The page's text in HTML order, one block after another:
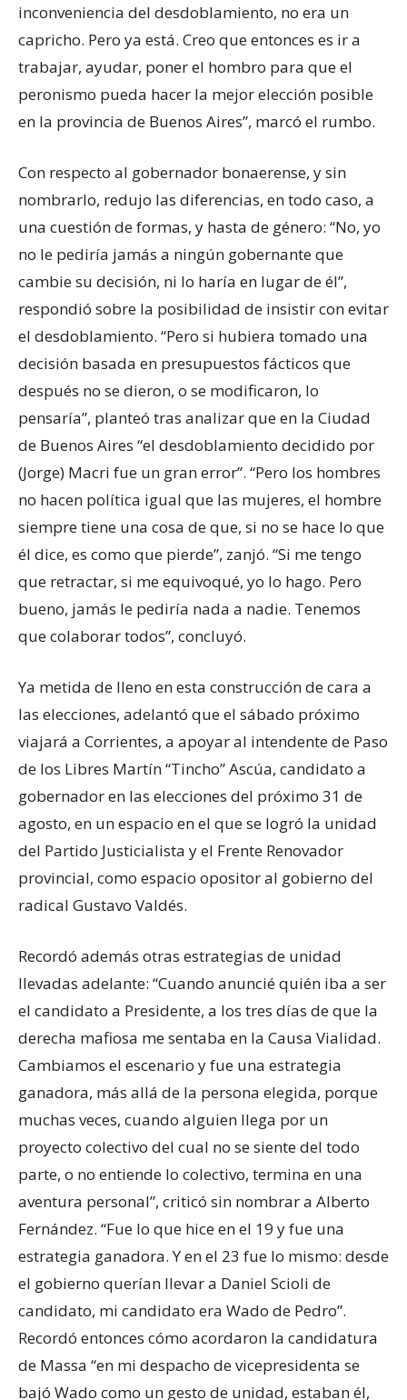
inconveniencia del desdoblamiento, no era un
capricho. Pero ya está. Creo que entonces es ir a
trabajar, ayudar, poner el hombro para que el
peronismo pueda hacer la mejor elección posible
en la provincia de Buenos Aires”, marcó el rumbo.
Con respecto al gobernador bonaerense, y sin
nombrarlo, redujo las diferencias, en todo caso, a
una cuestión de formas, y hasta de género: “No, yo
no le pediría jamás a ningún gobernante que
cambie su decisión, ni lo haría en lugar de él”,
respondió sobre la posibilidad de insistir con evitar
el desdoblamiento. “Pero si hubiera tomado una
decisión basada en presupuestos fácticos que
después no se dieron, o se modificaron, lo
pensaría”, planteó tras analizar que en la Ciudad
de Buenos Aires “el desdoblamiento decidido por
(Jorge) Macri fue un gran error”. “Pero los hombres
no hacen política igual que las mujeres, el hombre
siempre tiene una cosa de que, si no se hace lo que
él dice, es como que pierde”, zanjó. “Si me tengo
que retractar, si me equivoqué, yo lo hago. Pero
bueno, jamás le pediría nada a nadie. Tenemos
que colaborar todos”, concluyó.
Ya metida de lleno en esta construcción de cara a
las elecciones, adelantó que el sábado próximo
viajará a Corrientes, a apoyar al intendente de Paso
de los Libres Martín “Tincho” Ascúa, candidato a
gobernador en las elecciones del próximo 31 de
agosto, en un espacio en el que se logró la unidad
del Partido Justicialista y el Frente Renovador
provincial, como espacio opositor al gobierno del
radical Gustavo Valdés.
Recordó además otras estrategias de unidad
llevadas adelante: “Cuando anuncié quién iba a ser
el candidato a Presidente, a los tres días de que la
derecha mafiosa me sentaba en la Causa Vialidad.
Cambiamos el escenario y fue una estrategia
ganadora, más allá de la persona elegida, porque
muchas veces, cuando alguien llega por un
proyecto colectivo del cual no se siente del todo
parte, o no entiende lo colectivo, termina en una
aventura personal”, criticó sin nombrar a Alberto
Fernández. “Fue lo que hice en el 19 y fue una
estrategia ganadora. Y en el 23 fue lo mismo: desde
el gobierno querían llevar a Daniel Scioli de
candidato, mi candidato era Wado de Pedro”.
Recordó entonces cómo acordaron la candidatura
de Massa “en mi despacho de vicepresidenta se
bajó Wado como un gesto de unidad, estaban él,